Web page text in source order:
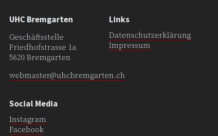
UHC Bremgarten
Geschäftsstelle
Friedhofstrasse 1a
5620 Bremgarten
webmaster@uhcbremgarten.ch
Links
Datenschutzerklärung
Impressum
Social Media
Instagram
Facebook